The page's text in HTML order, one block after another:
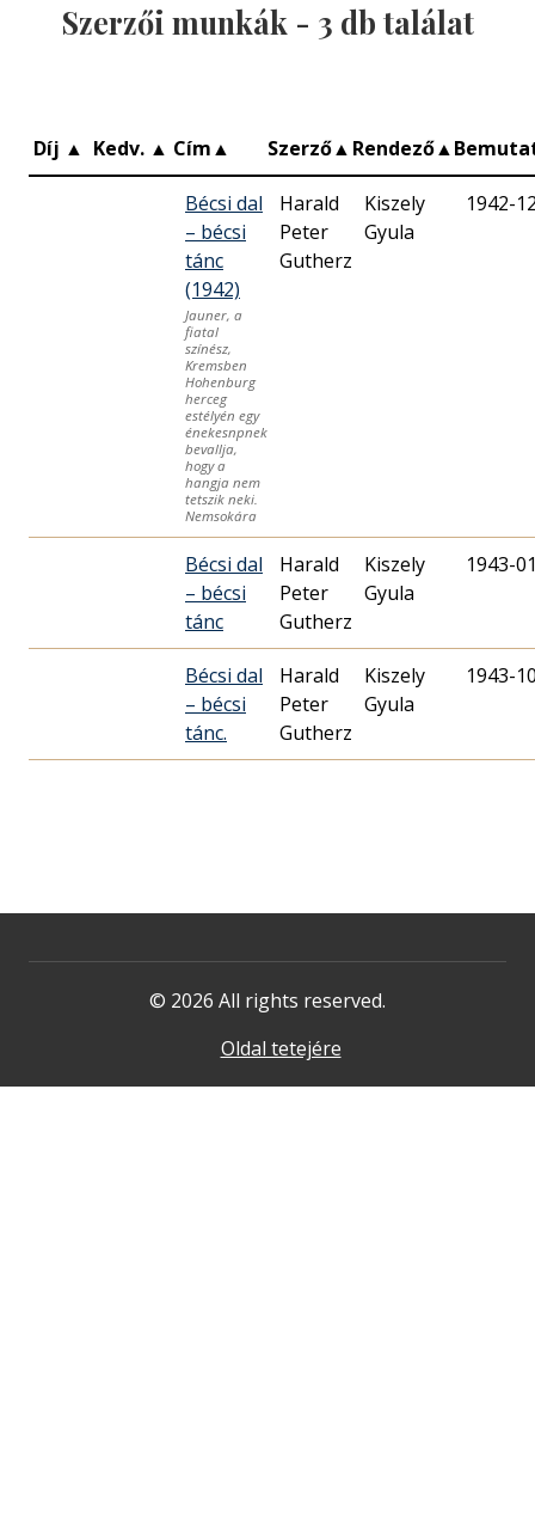
Szerzői munkák - 3 db találat
Díj ▲ Kedv. ▲ Cím▲ Szerző▲ Rendező▲
Bécsi dal
– bécsi
tánc
(1942)
Jauner, a
fiatal
színész,
Kremsben
Hohenburg
herceg
estélyén egy
énekesnpnek
bevallja,
hogy a
hangja nem
tetszik neki.
Nemsokára
Harald
Peter
Gutherz
Kiszely
Gyula
1942-
Bécsi dal
– bécsi
tánc
Harald
Peter
Gutherz
Kiszely
Gyula
1943-
Bécsi dal
– bécsi
tánc.
Harald
Peter
Gutherz
Kiszely
Gyula
1943-
© 2026 All rights reserved.
Oldal tetejére